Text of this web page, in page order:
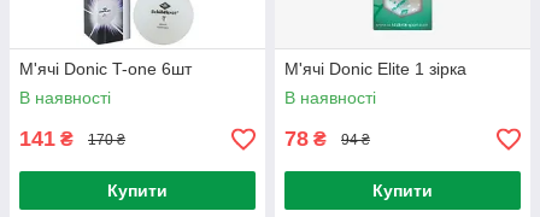
М'ячі Donic T-one 6шт
В наявності
141 ₴ 170 ₴
Купити
М'ячі Donic Elite 1 зірка
В наявності
78 ₴ 94 ₴
Купити